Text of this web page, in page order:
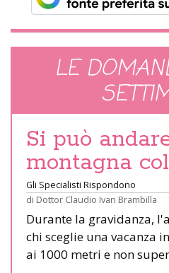
LE
Si può
montagna
Gli Specialisti Rispondono
di Dottor Claudio Ivan Brambilla
Durante la gravidanza,
chi sceglie una vacanza
ai 1000 metri e non